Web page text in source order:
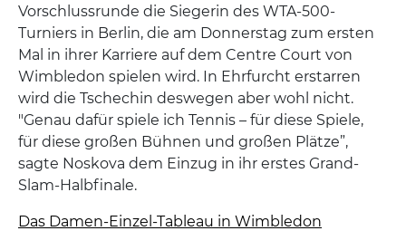
Vorschlussrunde die Siegerin des WTA-500-
Turniers in Berlin, die am Donnerstag zum ersten
Mal in ihrer Karriere auf dem Centre Court von
Wimbledon spielen wird. In Ehrfurcht erstarren
wird die Tschechin deswegen aber wohl nicht.
"Genau dafür spiele ich Tennis – für diese Spiele,
für diese großen Bühnen und großen Plätze”,
sagte Noskova dem Einzug in ihr erstes Grand-
Slam-Halbfinale.
Das Damen-Einzel-Tableau in Wimbledon